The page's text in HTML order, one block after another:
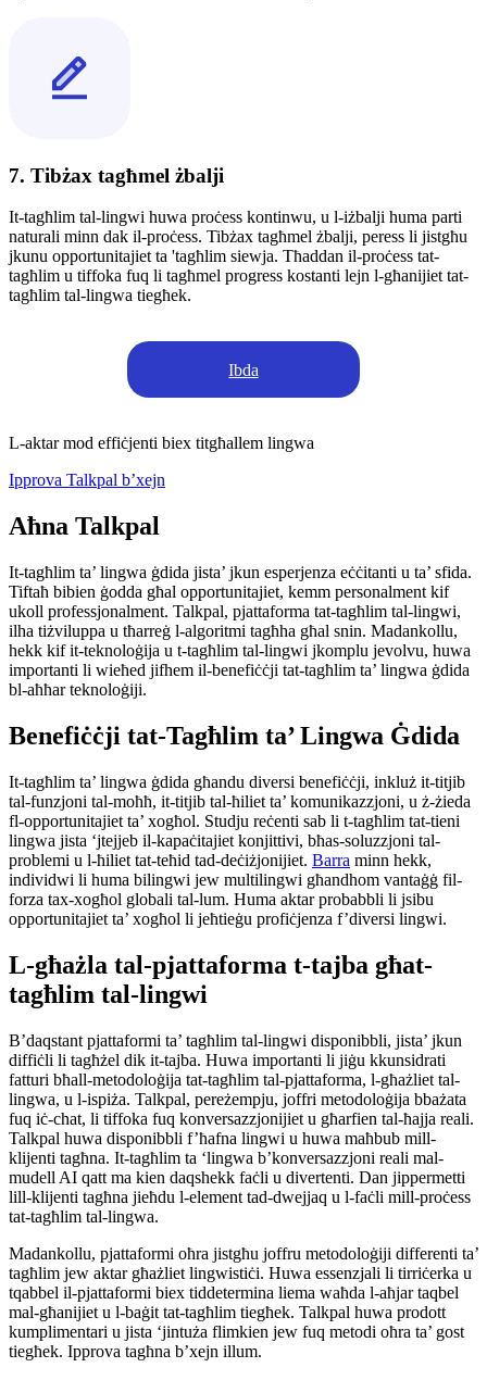
7. Tibżax tagħmel żbalji
It-tagħlim tal-lingwi huwa proċess kontinwu, u l-iżbalji huma parti
naturali minn dak il-proċess. Tibżax tagħmel żbalji, peress li jistgħu
jkunu opportunitajiet ta 'tagħlim siewja. Tħaddan il-proċess tat-
tagħlim u tiffoka fuq li tagħmel progress kostanti lejn l-għanijiet tat-
tagħlim tal-lingwa tiegħek.
Ibda
L-aktar mod effiċjenti biex titgħallem lingwa
Ipprova Talkpal b’xejn
Aħna Talkpal
It-tagħlim ta’ lingwa ġdida jista’ jkun esperjenza eċċitanti u ta’ sfida.
Tiftaħ bibien ġodda għal opportunitajiet, kemm personalment kif
ukoll professjonalment. Talkpal, pjattaforma tat-tagħlim tal-lingwi,
ilha tiżviluppa u tħarreġ l-algoritmi tagħha għal snin. Madankollu,
hekk kif it-teknoloġija u t-tagħlim tal-lingwi jkomplu jevolvu, huwa
importanti li wieħed jifhem il-benefiċċji tat-tagħlim ta’ lingwa ġdida
bl-aħħar teknoloġiji.
Benefiċċji tat-Tagħlim ta’ Lingwa Ġdida
It-tagħlim ta’ lingwa ġdida għandu diversi benefiċċji, inkluż it-titjib
tal-funzjoni tal-moħħ, it-titjib tal-ħiliet ta’ komunikazzjoni, u ż-żieda
fl-opportunitajiet ta’ xogħol. Studju reċenti sab li t-tagħlim tat-tieni
lingwa jista ‘jtejjeb il-kapaċitajiet konjittivi, bħas-soluzzjoni tal-
problemi u l-ħiliet tat-teħid tad-deċiżjonijiet. Barra minn hekk,
individwi li huma bilingwi jew multilingwi għandhom vantaġġ fil-
forza tax-xogħol globali tal-lum. Huma aktar probabbli li jsibu
opportunitajiet ta’ xogħol li jeħtieġu profiċjenza f’diversi lingwi.
L-għażla tal-pjattaforma t-tajba għat-
tagħlim tal-lingwi
B’daqstant pjattaformi ta’ tagħlim tal-lingwi disponibbli, jista’ jkun
diffiċli li tagħżel dik it-tajba. Huwa importanti li jiġu kkunsidrati
fatturi bħall-metodoloġija tat-tagħlim tal-pjattaforma, l-għażliet tal-
lingwa, u l-ispiża. Talkpal, pereżempju, joffri metodoloġija bbażata
fuq iċ-chat, li tiffoka fuq konversazzjonijiet u għarfien tal-ħajja reali.
Talkpal huwa disponibbli f’ħafna lingwi u huwa maħbub mill-
klijenti tagħna. It-tagħlim ta ‘lingwa b’konversazzjoni reali mal-
mudell AI qatt ma kien daqshekk faċli u divertenti. Dan jippermetti
lill-klijenti tagħna jieħdu l-element tad-dwejjaq u l-faċli mill-proċess
tat-tagħlim tal-lingwa.
Madankollu, pjattaformi oħra jistgħu joffru metodoloġiji differenti ta’
tagħlim jew aktar għażliet lingwistiċi. Huwa essenzjali li tirriċerka u
tqabbel il-pjattaformi biex tiddetermina liema waħda l-aħjar taqbel
mal-għanijiet u l-baġit tat-tagħlim tiegħek. Talkpal huwa prodott
kumplimentari u jista ‘jintuża flimkien jew fuq metodi oħra ta’ gost
tiegħek. Ipprova tagħna b’xejn illum.